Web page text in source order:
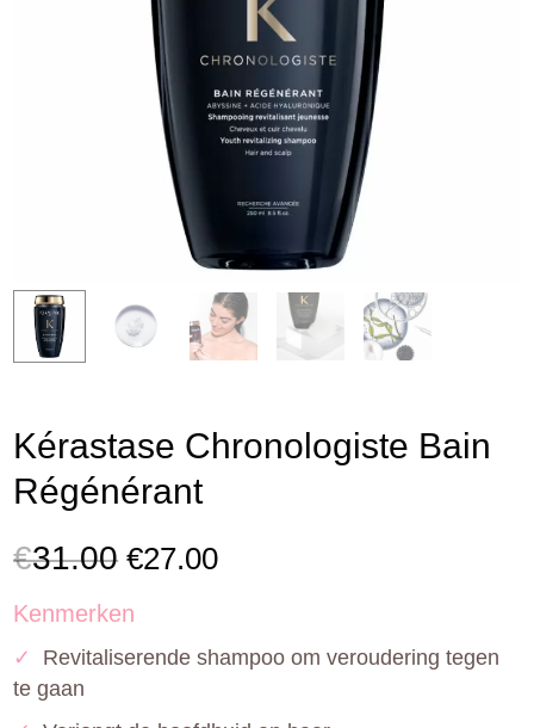
Kérastase Chronologiste Bain
Régénérant
€31.00 €27.00
Kenmerken
✓
Revitaliserende shampoo om veroudering tegen
te gaan